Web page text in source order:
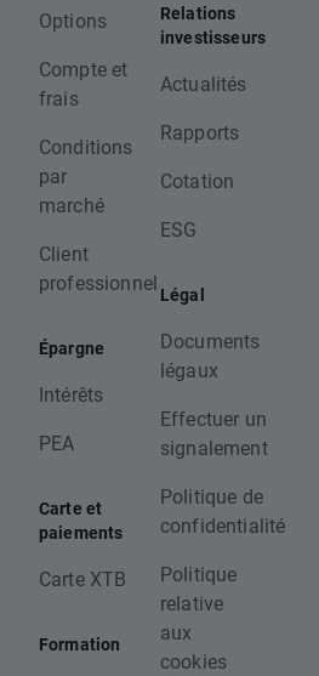
Options
Compte et
frais
Conditions
par
marché
Client
professionnel
Épargne
Intérêts
PEA
Carte et
paiements
Carte XTB
Formation
Relations
investisseurs
Actualités
Rapports
Cotation
ESG
Légal
Documents
légaux
Effectuer un
signalement
Politique de
confidentialité
Politique
relative
aux
cookies